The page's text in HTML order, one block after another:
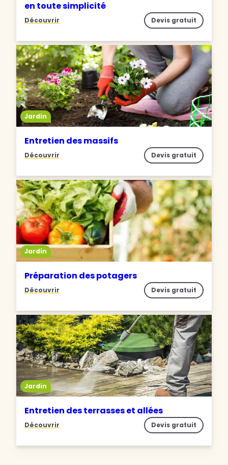
en toute simplicité
Découvrir Devis gratuit
Jardin
Entretien des massifs
Découvrir Devis gratuit
Jardin
Préparation des potagers
Découvrir Devis gratuit
Jardin
Entretien des terrasses et allées
Découvrir Devis gratuit